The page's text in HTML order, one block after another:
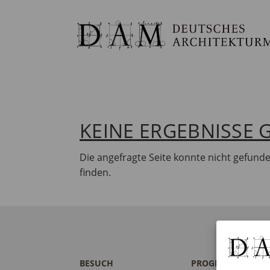
KEINE ERGEBNISSE
Die angefragte Seite konnte nicht
finden.
BESUCH
PROGRAMM